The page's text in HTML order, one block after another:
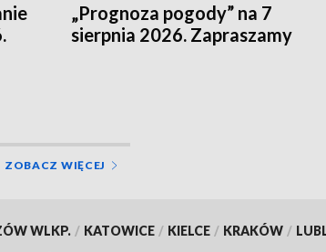
„Prognoza pogody” na 7
sierpnia 2026. Zapraszamy
ZOBACZ WIĘCEJ
WLKP. / KATOWICE / KIELCE / KRAKÓW /